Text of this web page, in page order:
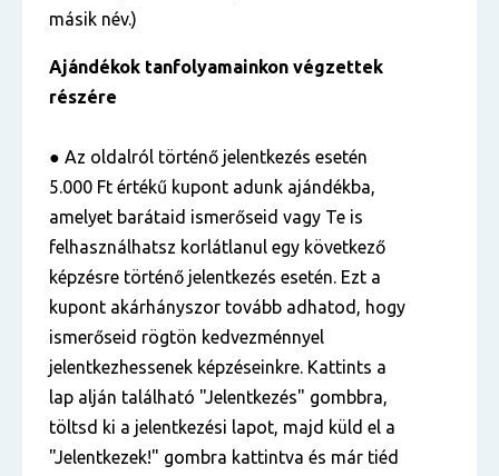
másik név.)
Ajándékok tanfolyamainkon végzettek
részére
● Az oldalról történő jelentkezés esetén
5.000 Ft értékű kupont adunk ajándékba,
amelyet barátaid ismerőseid vagy Te is
felhasználhatsz korlátlanul egy következő
képzésre történő jelentkezés esetén. Ezt a
kupont akárhányszor tovább adhatod, hogy
ismerőseid rögtön kedvezménnyel
jelentkezhessenek képzéseinkre. Kattints a
lap alján található "Jelentkezés" gombbra,
töltsd ki a jelentkezési lapot, majd küld el a
"Jelentkezek!" gombra kattintva és már tiéd